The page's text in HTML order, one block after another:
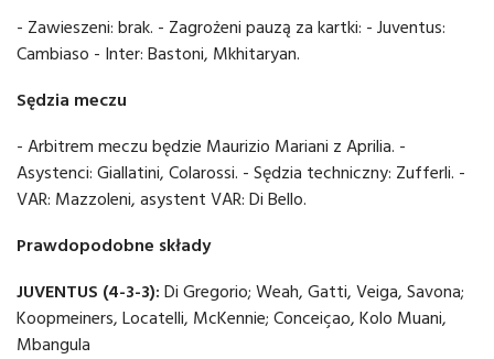
- Zawieszeni: brak. - Zagrożeni pauzą za kartki: - Juventus:
Cambiaso - Inter: Bastoni, Mkhitaryan.
Sędzia meczu
- Arbitrem meczu będzie Maurizio Mariani z Aprilia. -
Asystenci: Giallatini, Colarossi. - Sędzia techniczny: Zufferli. -
VAR: Mazzoleni, asystent VAR: Di Bello.
Prawdopodobne składy
JUVENTUS (4-3-3): Di Gregorio; Weah, Gatti, Veiga, Savona;
Koopmeiners, Locatelli, McKennie; Conceiçao, Kolo Muani,
Mbangula